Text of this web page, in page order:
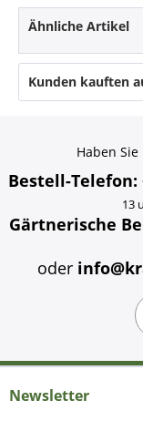
Ähnliche Artikel
Kunden kauften
Haben
Bestell-Telefon:
13
Gärtnerische
oder
Newsletter